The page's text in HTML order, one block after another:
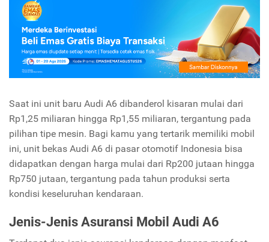
Saat ini unit baru Audi A6 dibanderol kisaran mulai dari
Rp1,25 miliaran hingga Rp1,55 miliaran, tergantung pada
pilihan tipe mesin. Bagi kamu yang tertarik memiliki mobil
ini, unit bekas Audi A6 di pasar otomotif Indonesia bisa
didapatkan dengan harga mulai dari Rp200 jutaan hingga
Rp750 jutaan, tergantung pada tahun produksi serta
kondisi keseluruhan kendaraan.
Jenis-Jenis Asuransi Mobil Audi A6